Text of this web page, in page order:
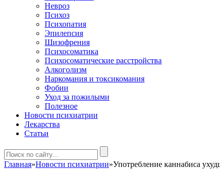
Невроз
Психоз
Психопатия
Эпилепсия
Шизофрения
Психосоматика
Психосоматические расстройства
Алкоголизм
Наркомания и токсикомания
Фобии
Уход за пожилыми
Полезное
Новости психиатрии
Лекарства
Статьи
Главная»Новости психиатрии»Употребление каннабиса